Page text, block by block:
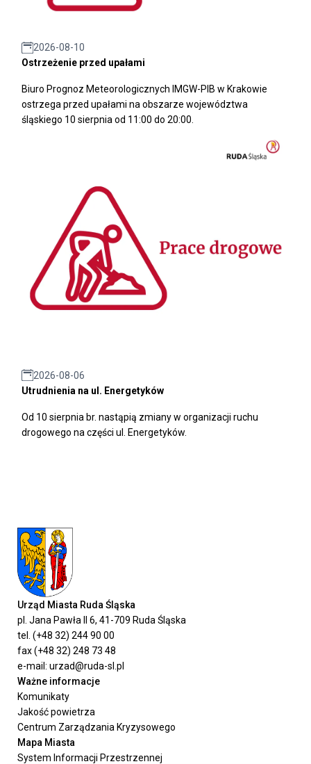
2026-08-10
Ostrzeżenie przed upałami
Biuro Prognoz Meteorologicznych IMGW-PIB w Krakowie
ostrzega przed upałami na obszarze województwa
śląskiego 10 sierpnia od 11:00 do 20:00.
2026-08-06
Utrudnienia na ul. Energetyków
Od 10 sierpnia br. nastąpią zmiany w organizacji ruchu
drogowego na części ul. Energetyków.
Urząd Miasta Ruda Śląska
pl. Jana Pawła II 6, 41-709 Ruda Śląska
tel. (+48 32) 244 90 00
fax (+48 32) 248 73 48
e-mail: urzad@ruda-sl.pl
Ważne informacje
Komunikaty
Jakość powietrza
Centrum Zarządzania Kryzysowego
Mapa Miasta
System Informacji Przestrzennej